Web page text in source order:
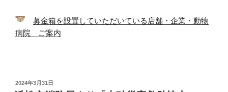
募金箱を設置していただいている店舗・企業・動物
病院 ご案内
投
2024年3月31日